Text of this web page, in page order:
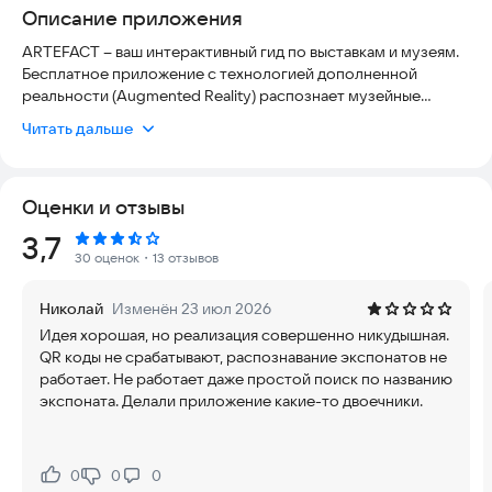
Описание приложения
ARTEFACT – ваш интерактивный гид по выставкам и музеям.
Бесплатное приложение с технологией дополненной
реальности (Augmented Reality) распознает музейные
вашего смартфона.
наведите камеру мобильного устройства на экспонат.
- ARTEFACT даст вам доступ к фактам, которые раньше были
известны только музейным специалистам
- ARTEFACT покажет произведение искусства таким, каким
раньше его видели только реставраторы и хранители
музеев
- ARTEFACT расскажет об авторе произведения искусства, о
Читать дальше
Оценки и отзывы
Рейтинг:
3,7 30 оценок ・13 отзывов
Николай Изменён 23 июл 2026
Идея хорошая, но реализация совершенно никудышная.
QR коды не срабатывают, распознавание экспонатов не
работает. Не работает даже простой поиск по названию
экспоната. Делали приложение какие-то двоечники.
Нравится:
0Не нравится:
0 0